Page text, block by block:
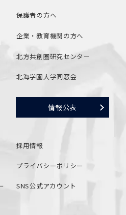
保護者の方へ
企業・教育機関の方へ
北方共創圏研究センター
北海学園大学同窓会
情報公表
採用情報
プライバシーポリシー
SNS公式アカウント